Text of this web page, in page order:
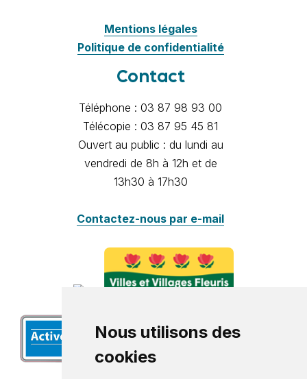
Nous utilisons des
cookies
Mentions légales
Politique de confidentialité
Contact
Téléphone : 03 87 98 93 00
Télécopie : 03 87 95 45 81
Ouvert au public : du lundi au
vendredi de 8h à 12h et de
13h30 à 17h30
Contactez-nous par e-mail